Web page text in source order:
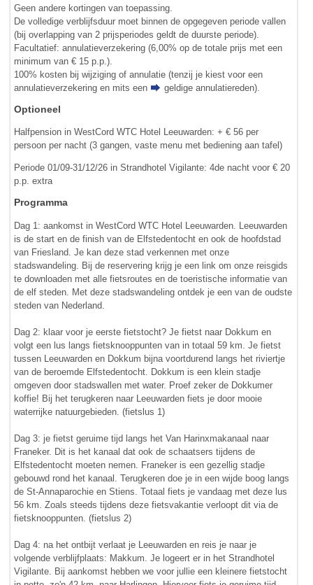
Geen andere kortingen van toepassing.
De volledige verblijfsduur moet binnen de opgegeven periode vallen
(bij overlapping van 2 prijsperiodes geldt de duurste periode).
Facultatief: annulatieverzekering (6,00% op de totale prijs met een
minimum van € 15 p.p.).
100% kosten bij wijziging of annulatie (tenzij je kiest voor een
annulatieverzekering en mits een
geldige annulatiereden).
Optioneel
Halfpension in WestCord WTC Hotel Leeuwarden: + € 56 per
persoon per nacht (3 gangen, vaste menu met bediening aan tafel)
Periode 01/09-31/12/26 in Strandhotel Vigilante: 4de nacht voor € 20
p.p. extra
Programma
Dag 1: aankomst in WestCord WTC Hotel Leeuwarden. Leeuwarden
is de start en de finish van de Elfstedentocht en ook de hoofdstad
van Friesland. Je kan deze stad verkennen met onze
stadswandeling. Bij de reservering krijg je een link om onze reisgids
te downloaden met alle fietsroutes en de toeristische informatie van
de elf steden. Met deze stadswandeling ontdek je een van de oudste
steden van Nederland.
Dag 2: klaar voor je eerste fietstocht? Je fietst naar Dokkum en
volgt een lus langs fietsknooppunten van in totaal 59 km. Je fietst
tussen Leeuwarden en Dokkum bijna voortdurend langs het riviertje
van de beroemde Elfstedentocht. Dokkum is een klein stadje
omgeven door stadswallen met water. Proef zeker de Dokkumer
koffie! Bij het terugkeren naar Leeuwarden fiets je door mooie
waterrijke natuurgebieden. (fietslus 1)
Dag 3: je fietst geruime tijd langs het Van Harinxmakanaal naar
Franeker. Dit is het kanaal dat ook de schaatsers tijdens de
Elfstedentocht moeten nemen. Franeker is een gezellig stadje
gebouwd rond het kanaal. Terugkeren doe je in een wijde boog langs
de St-Annaparochie en Stiens. Totaal fiets je vandaag met deze lus
56 km. Zoals steeds tijdens deze fietsvakantie verloopt dit via de
fietsknooppunten. (fietslus 2)
Dag 4: na het ontbijt verlaat je Leeuwarden en reis je naar je
volgende verblijfplaats: Makkum. Je logeert er in het Strandhotel
Vigilante. Bij aankomst hebben we voor jullie een kleinere fietstocht